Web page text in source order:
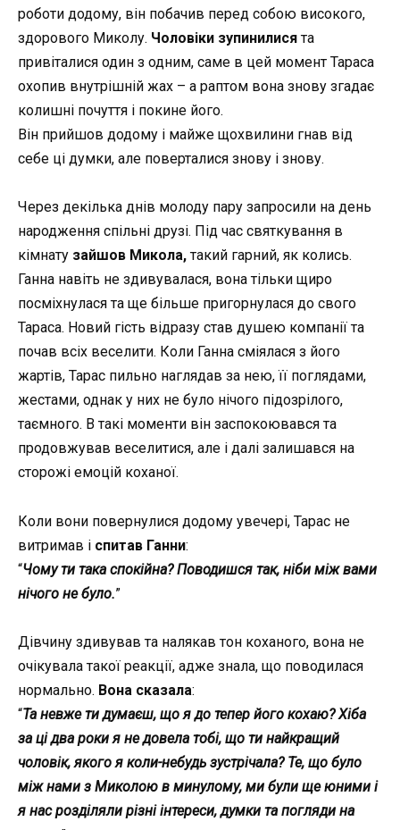
роботи додому, він побачив перед собою високого,
здорового Миколу. Чоловіки зупинилися та
привіталися один з одним, саме в цей момент Тараса
охопив внутрішній жах – а раптом вона знову згадає
колишні почуття і покине його.
Він прийшов додому і майже щохвилини гнав від
себе ці думки, але поверталися знову і знову.
Через декілька днів молоду пару запросили на день
народження спільні друзі. Під час святкування в
кімнату зайшов Микола, такий гарний, як колись.
Ганна навіть не здивувалася, вона тільки щиро
посміхнулася та ще більше пригорнулася до свого
Тараса. Новий гість відразу став душею компанії та
почав всіх веселити. Коли Ганна сміялася з його
жартів, Тарас пильно наглядав за нею, її поглядами,
жестами, однак у них не було нічого підозрілого,
таємного. В такі моменти він заспокоювався та
продовжував веселитися, але і далі залишався на
сторожі емоцій коханої.
Коли вони повернулися додому увечері, Тарас не
витримав і спитав Ганни:
“Чому ти така спокійна? Поводишся так, ніби між вами
нічого не було.”
Дівчину здивував та налякав тон коханого, вона не
очікувала такої реакції, адже знала, що поводилася
нормально. Вона сказала:
“Та невже ти думаєш, що я до тепер його кохаю? Хіба
за ці два роки я не довела тобі, що ти найкращий
чоловік, якого я коли-небудь зустрічала? Те, що було
між нами з Миколою в минулому, ми були ще юними і
я нас розділяли різні інтереси, думки та погляди на